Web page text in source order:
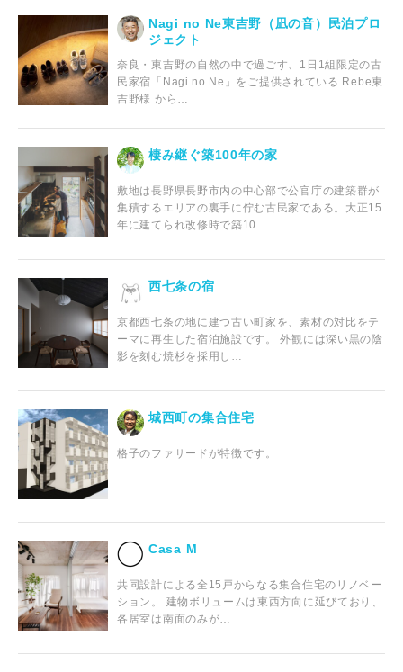
Nagi no Ne東吉野（凪の音）民泊プロ
ジェクト
奈良・東吉野の自然の中で過ごす、1日1組限定の古
民家宿「Nagi no Ne」をご提供されている Rebe東
吉野様 から…
棲み継ぐ築100年の家
敷地は長野県長野市内の中心部で公官庁の建築群が
集積するエリアの裏手に佇む古民家である。大正15
年に建てられ改修時で築10…
西七条の宿
京都西七条の地に建つ古い町家を、素材の対比をテ
ーマに再生した宿泊施設です。 外観には深い黒の陰
影を刻む焼杉を採用し…
城西町の集合住宅
格子のファサードが特徴です。
Casa M
共同設計による全15戸からなる集合住宅のリノベー
ション。 建物ボリュームは東西方向に延びており、
各居室は南面のみが…